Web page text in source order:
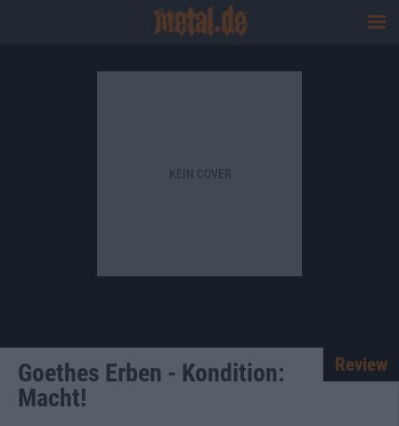
KEIN COVER
Goethes Erben - Kondition:
Macht!
Review